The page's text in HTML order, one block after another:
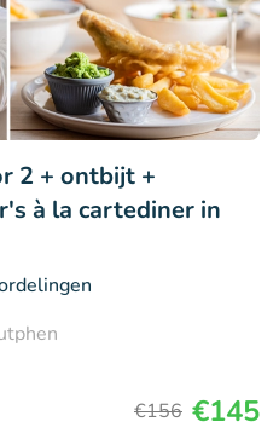
2 + ontbijt +
à la cartediner in
€156 €145